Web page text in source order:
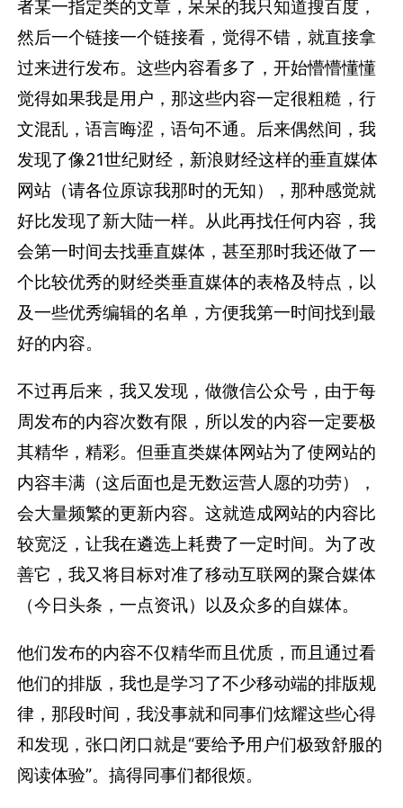
者某一指定类的文章，呆呆的我只知道搜百度，
然后一个链接一个链接看，觉得不错，就直接拿
过来进行发布。这些内容看多了，开始懵懵懂懂
觉得如果我是用户，那这些内容一定很粗糙，行
文混乱，语言晦涩，语句不通。后来偶然间，我
发现了像21世纪财经，新浪财经这样的垂直媒体
网站（请各位原谅我那时的无知），那种感觉就
好比发现了新大陆一样。从此再找任何内容，我
会第一时间去找垂直媒体，甚至那时我还做了一
个比较优秀的财经类垂直媒体的表格及特点，以
及一些优秀编辑的名单，方便我第一时间找到最
好的内容。
不过再后来，我又发现，做微信公众号，由于每
周发布的内容次数有限，所以发的内容一定要极
其精华，精彩。但垂直类媒体网站为了使网站的
内容丰满（这后面也是无数运营人愿的功劳），
会大量频繁的更新内容。这就造成网站的内容比
较宽泛，让我在遴选上耗费了一定时间。为了改
善它，我又将目标对准了移动互联网的聚合媒体
（今日头条，一点资讯）以及众多的自媒体。
他们发布的内容不仅精华而且优质，而且通过看
他们的排版，我也是学习了不少移动端的排版规
律，那段时间，我没事就和同事们炫耀这些心得
和发现，张口闭口就是“要给予用户们极致舒服的
阅读体验”。搞得同事们都很烦。